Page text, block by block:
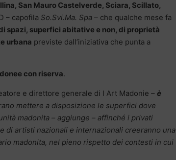
San Mauro Castelverde, Sciara, Scillato,
– capofila So.Svi.Ma. Spa – che qualche mese fa
spazi, superfici abitative e non, di proprietà
urbana previste dall’iniziativa che punta a
con riserva.
e direttore generale di I Art Madonie – è
mettere a disposizione le superfici dove
madonita – aggiunge – affinché i privati
di artisti nazionali e internazionali creeranno una
madonita, nel pieno rispetto dei contesti in cui